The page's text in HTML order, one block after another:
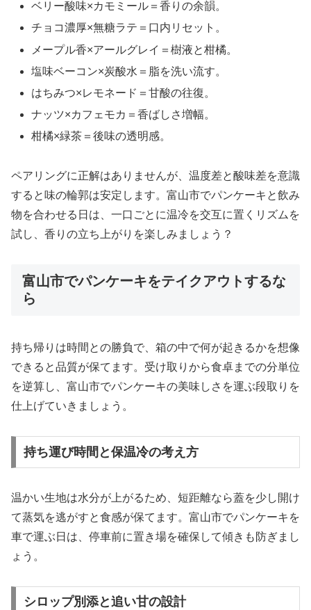
ベリー酸味×カモミール＝香りの余韻。
チョコ濃厚×無糖ラテ＝口内リセット。
メープル香×アールグレイ＝樹液と柑橘。
塩味ベーコン×炭酸水＝脂を洗い流す。
はちみつ×レモネード＝甘酸の往復。
ナッツ×カフェモカ＝香ばしさ増幅。
柑橘×緑茶＝後味の透明感。
ペアリングに正解はありませんが、温度差と酸味差を意識
すると味の輪郭は安定します。富山市でパンケーキと飲み
物を合わせる日は、一口ごとに温冷を交互に置くリズムを
試し、香りの立ち上がりを楽しみましょう？
富山市でパンケーキをテイクアウトするな
ら
持ち帰りは時間との勝負で、箱の中で何が起きるかを想像
できると品質が保てます。受け取りから食卓までの分単位
を逆算し、富山市でパンケーキの美味しさを運ぶ段取りを
仕上げていきましょう。
持ち運び時間と保温冷の考え方
温かい生地は水分が上がるため、短距離なら蓋を少し開け
て蒸気を逃がすと食感が保てます。富山市でパンケーキを
車で運ぶ日は、停車前に置き場を確保して傾きも防ぎまし
ょう。
シロップ別添と追い甘の設計